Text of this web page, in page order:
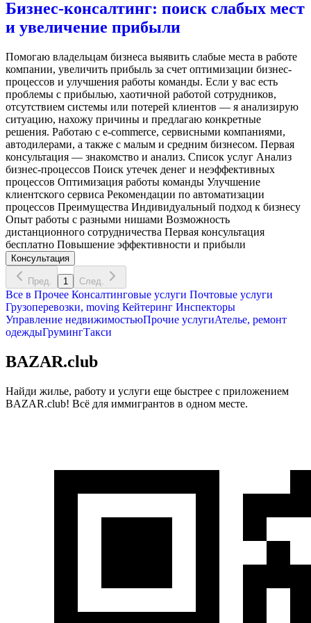
Бизнес-консалтинг: поиск слабых мест
и увеличение прибыли
Помогаю владельцам бизнеса выявить слабые места в работе
компании, увеличить прибыль за счет оптимизации бизнес-
процессов и улучшения работы команды. Если у вас есть
проблемы с прибылью, хаотичной работой сотрудников,
отсутствием системы или потерей клиентов — я анализирую
ситуацию, нахожу причины и предлагаю конкретные
решения. Работаю с e-commerce, сервисными компаниями,
автодилерами, а также с малым и средним бизнесом. Первая
консультация — знакомство и анализ. Список услуг Анализ
бизнес-процессов Поиск утечек денег и неэффективных
процессов Оптимизация работы команды Улучшение
клиентского сервиса Рекомендации по автоматизации
процессов Преимущества Индивидуальный подход к бизнесу
Опыт работы с разными нишами Возможность
дистанционного сотрудничества Первая консультация
бесплатно Повышение эффективности и прибыли
Консультация
Пред. 1 След.
Все в Прочее Консалтинговые услуги Почтовые услуги
Грузоперевозки, moving Кейтеринг Инспекторы
Управление недвижимостьюПрочие услугиАтелье, ремонт
одеждыГрумингТакси
BAZAR.club
Найди жилье, работу и услуги еще быстрее с приложением
BAZAR.club! Всё для иммигрантов в одном месте.